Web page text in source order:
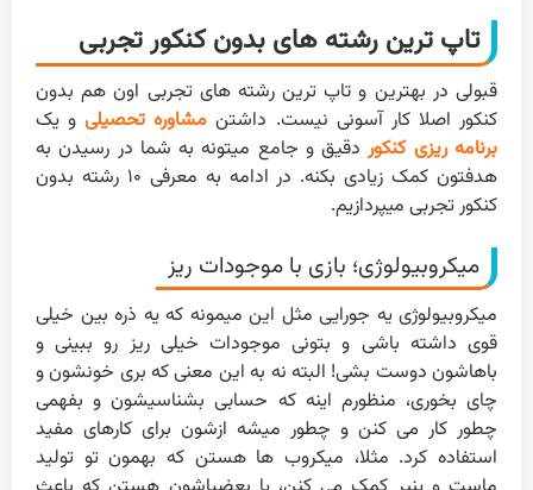
تاپ ترین رشته های بدون کنکور تجربی
قبولی در بهترین و تاپ ترین رشته های تجربی اون هم بدون
کنکور اصلا کار آسونی نیست. داشتن مشاوره تحصیلیو یک
برنامه ریزی کنکوردقیق و جامع میتونه به شما در رسیدن به
هدفتون کمک زیادی بکنه. در ادامه به معرفی ۱۰ رشته بدون
کنکور تجربی میپردازیم.
میکروبیولوژی؛ بازی با موجودات ریز
میکروبیولوژی یه جورایی مثل این میمونه که یه ذره بین خیلی
قوی داشته باشی و بتونی موجودات خیلی ریز رو ببینی و
باهاشون دوست بشی! البته نه به این معنی که بری خونشون و
چای بخوری، منظورم اینه که حسابی بشناسیشون و بفهمی
چطور کار می کنن و چطور میشه ازشون برای کارهای مفید
استفاده کرد. مثلا، میکروب ها هستن که بهمون تو تولید